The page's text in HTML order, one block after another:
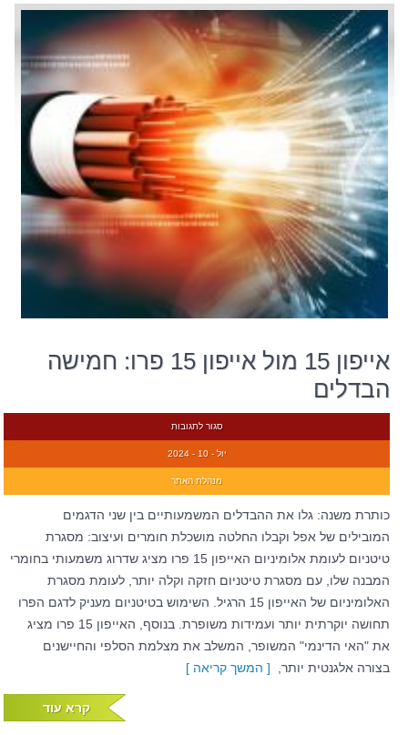
אייפון 15 מול אייפון 15 פרו: חמישה
הבדלים
סגור לתגובות
יול - 10 - 2024
מנהלת האתר
כותרת משנה: גלו את ההבדלים המשמעותיים בין שני הדגמים
המובילים של אפל וקבלו החלטה מושכלת חומרים ועיצוב: מסגרת
טיטניום לעומת אלומיניום האייפון 15 פרו מציג שדרוג משמעותי בחומרי
המבנה שלו, עם מסגרת טיטניום חזקה וקלה יותר, לעומת מסגרת
האלומיניום של האייפון 15 הרגיל. השימוש בטיטניום מעניק לדגם הפרו
תחושה יוקרתית יותר ועמידות משופרת. בנוסף, האייפון 15 פרו מציג
את "האי הדינמי" המשופר, המשלב את מצלמת הסלפי והחיישנים
בצורה אלגנטית יותר,
[ המשך קריאה ]
קרא עוד